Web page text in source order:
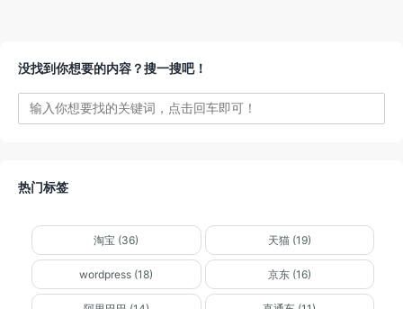
没找到你想要的内容？搜一搜吧！
热门标签
淘宝 (36) 天猫 (19)
wordpress (18) 京东 (16)